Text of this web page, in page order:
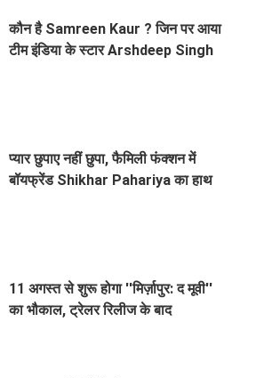
कौन है Samreen Kaur ? जिन पर आया
टीम इंडिया के स्टार Arshdeep Singh
प्यार छुपाए नहीं छुपा, फैमिली फंक्शन में
बॉयफ्रेंड Shikhar Pahariya का हाथ
11 अगस्त से शुरू होगा ''मिर्ज़ापुर: द मूवी''
का भौकाल, ट्रेलर रिलीज के बाद